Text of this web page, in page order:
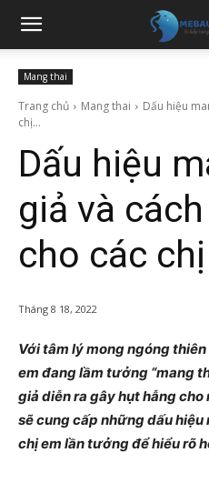
Mang thai
Trang chủ Mang thai
Dấu hiệu
chị...
Dấu hiệu
giả và
cho các
Tháng 8 18, 2022
Với tâm lý mong ngóng
em đang lầm tưởng “mang
giả diễn ra gây hụt hẫng cho
sẽ cung cấp những dấu
chị em lần tưởng để hiểu rõ